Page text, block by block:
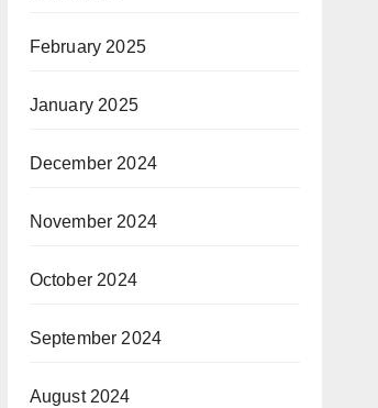
February 2025
January 2025
December 2024
November 2024
October 2024
September 2024
August 2024